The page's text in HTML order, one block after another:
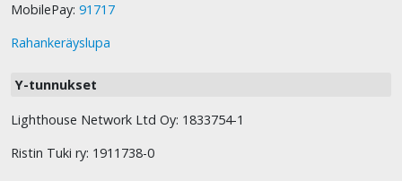
MobilePay: 91717
Rahankeräyslupa
Y-tunnukset
Lighthouse Network Ltd Oy: 1833754-1
Ristin Tuki ry: 1911738-0